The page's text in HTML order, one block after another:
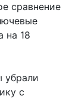
сравнение
на 18
убрали
с